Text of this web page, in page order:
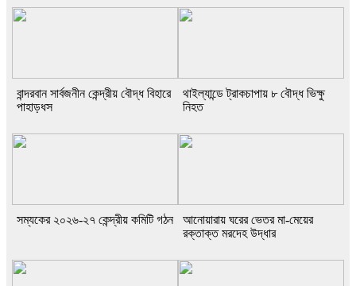
বান্দরবান সার্বজনীন কেন্দ্রীয় বৌদ্ধ বিহারে
পাহাড়ধস
থাইল্যান্ডে ট্রাকচাপায় ৮ বৌদ্ধ ভিক্ষু
নিহত
সম্যকের ২০২৬-২৭ কেন্দ্রীয় কমিটি গঠন
আনোয়ারায় ঘরের ভেতর মা-মেয়ের
রক্তাক্ত মরদেহ উদ্ধার